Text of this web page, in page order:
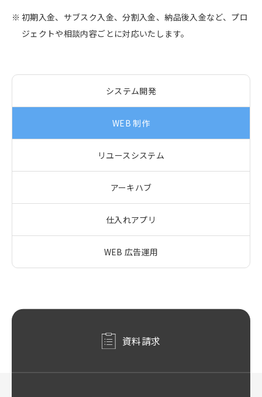
初期入金、サブスク入金、分割入金、納品後入金など、プロ
ジェクトや相談内容ごとに対応いたします。
システム開発
WEB 制作
リユースシステム
アーキハブ
仕入れアプリ
WEB 広告運用
資料請求